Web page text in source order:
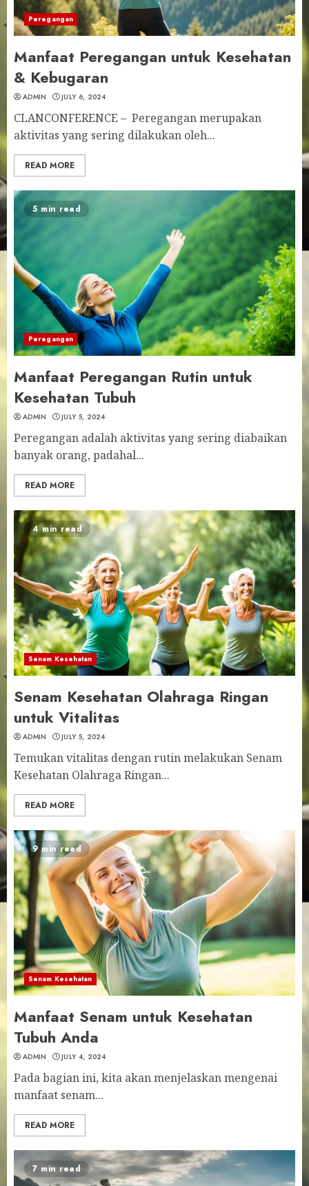
Peregangan
Manfaat Peregangan untuk Kesehatan
& Kebugaran
ADMIN JULY 6, 2024
CLANCONFERENCE – Peregangan merupakan
aktivitas yang sering dilakukan oleh...
READ MORE
5 min read
Peregangan
Manfaat Peregangan Rutin untuk
Kesehatan Tubuh
ADMIN JULY 5, 2024
Peregangan adalah aktivitas yang sering diabaikan
banyak orang, padahal...
READ MORE
4 min read
Senam Kesehatan
Senam Kesehatan Olahraga Ringan
untuk Vitalitas
ADMIN JULY 5, 2024
Temukan vitalitas dengan rutin melakukan Senam
Kesehatan Olahraga Ringan...
READ MORE
9 min read
Senam Kesehatan
Manfaat Senam untuk Kesehatan
Tubuh Anda
ADMIN JULY 4, 2024
Pada bagian ini, kita akan menjelaskan mengenai
manfaat senam...
READ MORE
7 min read